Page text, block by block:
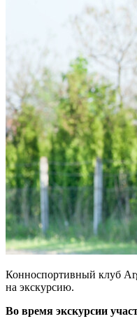
Конноспортивный клуб
на экскурсию.
Во время экскурсии